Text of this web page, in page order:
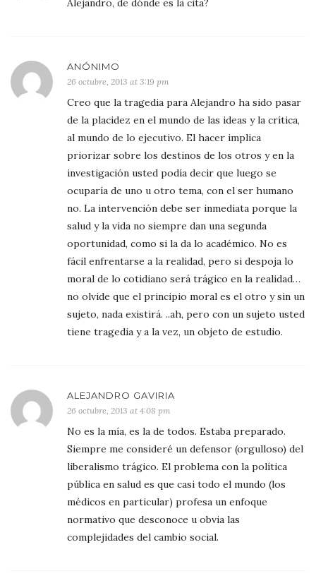
Alejandro, de dónde es la cita?
ANÓNIMO
26 octubre, 2013 at 3:19 pm
Creo que la tragedia para Alejandro ha sido pasar
de la placidez en el mundo de las ideas y la crítica,
al mundo de lo ejecutivo. El hacer implica
priorizar sobre los destinos de los otros y en la
investigación usted podía decir que luego se
ocuparía de uno u otro tema, con el ser humano
no. La intervención debe ser inmediata porque la
salud y la vida no siempre dan una segunda
oportunidad, como si la da lo académico. No es
fácil enfrentarse a la realidad, pero si despoja lo
moral de lo cotidiano será trágico en la realidad…
no olvide que el principio moral es el otro y sin un
sujeto, nada existirá. ..ah, pero con un sujeto usted
tiene tragedia y a la vez, un objeto de estudio.
ALEJANDRO GAVIRIA
26 octubre, 2013 at 4:08 pm
No es la mía, es la de todos. Estaba preparado.
Siempre me consideré un defensor (orgulloso) del
liberalismo trágico. El problema con la política
pública en salud es que casi todo el mundo (los
médicos en particular) profesa un enfoque
normativo que desconoce u obvia las
complejidades del cambio social.